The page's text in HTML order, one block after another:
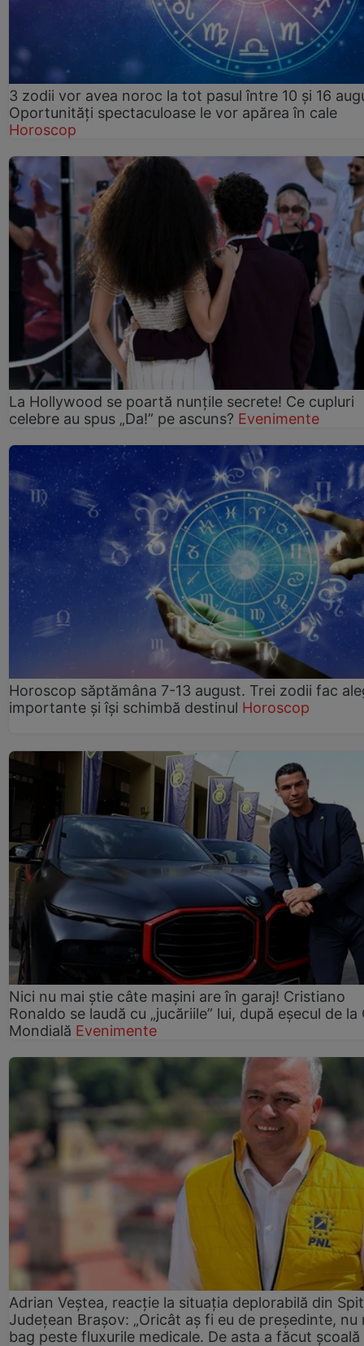
3 zodii vor avea noroc la tot pasul între 10 și 16
Oportunități spectaculoase le vor apărea în cale
Horoscop
La Hollywood se poartă nunțile secrete! Ce cupluri
celebre au spus „Da!” pe ascuns? Evenimente
Horoscop săptămâna 7-13 august. Trei zodii fac
importante și își schimbă destinul Horoscop
Nici nu mai știe câte mașini are în garaj! Cristiano
Ronaldo se laudă cu „jucăriile” lui, după eșecul de la
Mondială Evenimente
Adrian Veștea, reacție la situația deplorabilă din
Județean Brașov: „Oricât aș fi eu de președinte, nu
bag peste fluxurile medicale. De asta a făcut școală